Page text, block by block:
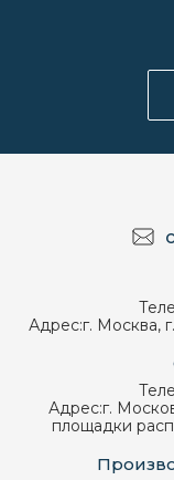
Адрес:г. Москва,
Адрес:г.
площадки